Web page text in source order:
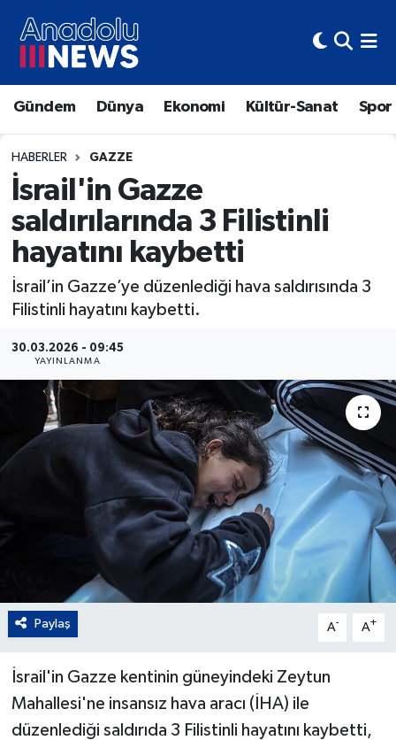
Gündem Dünya Ekonomi Kültür-Sanat Spor
HABERLER GAZZE
İsrail'in Gazze
saldırılarında 3 Filistinli
hayatını kaybetti
İsrail’in Gazze’ye düzenlediği hava saldırısında 3
Filistinli hayatını kaybetti.
30.03.2026 - 09:45
YAYINLANMA
Paylaş A- A+
İsrail'in Gazze kentinin güneyindeki Zeytun
Mahallesi'ne insansız hava aracı (İHA) ile
düzenlediği saldırıda 3 Filistinli hayatını kaybetti,
Hava Durumu
Trafik Durumu
Süper Lig Puan Durumu ve Fikstür
Tüm Manşetler
Son Dakika Haberleri
Haber Arşivi